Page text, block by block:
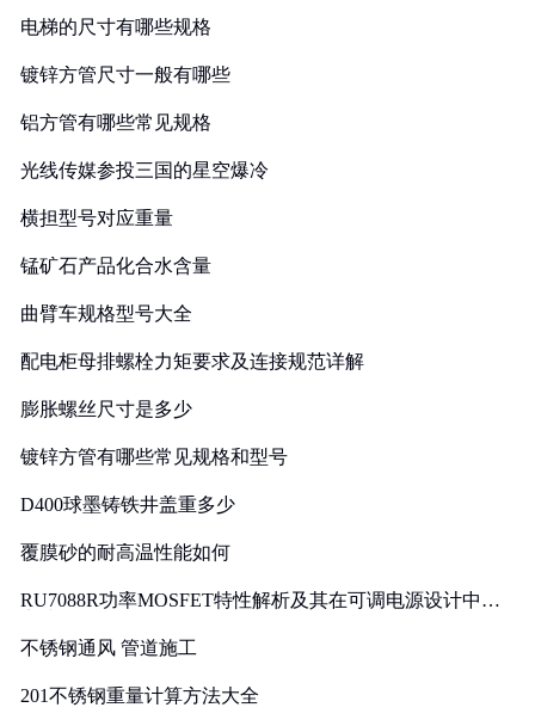
电梯的尺寸有哪些规格
镀锌方管尺寸一般有哪些
铝方管有哪些常见规格
光线传媒参投三国的星空爆冷
横担型号对应重量
锰矿石产品化合水含量
曲臂车规格型号大全
配电柜母排螺栓力矩要求及连接规范详解
膨胀螺丝尺寸是多少
镀锌方管有哪些常见规格和型号
D400球墨铸铁井盖重多少
覆膜砂的耐高温性能如何
RU7088R功率MOSFET特性解析及其在可调电源设计中的
不锈钢通风 管道施工
201不锈钢重量计算方法大全